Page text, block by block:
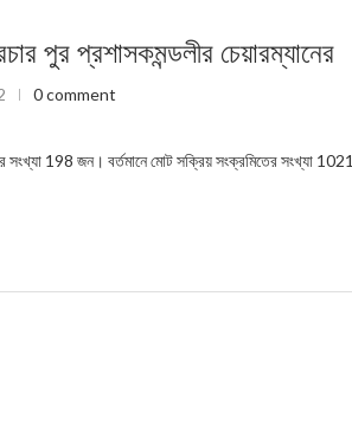
পুর প্রশাসকমন্ডলীর চেয়ারম্যানের
0 comment
সংখ্যা 198 জন। বর্তমানে মোট সক্রিয় সংক্রমিতের সংখ্যা 1021